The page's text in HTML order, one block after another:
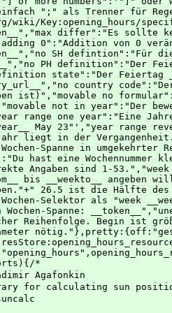
Agafonkin
for calculating sun